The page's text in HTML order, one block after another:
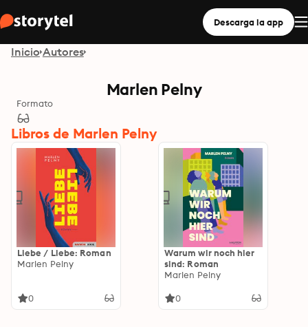
Descarga la app
Inicio Autores
Marlen Pelny
Formato
Libros de Marlen Pelny
Liebe / Liebe: Roman
Marlen Pelny
0
Warum wir noch hier
sind: Roman
Marlen Pelny
0